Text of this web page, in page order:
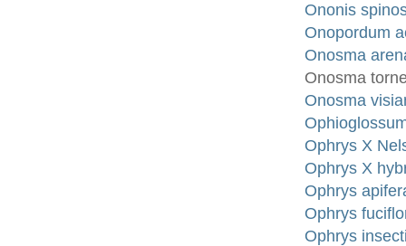
Ononis
Onopordum
Onosma
Onosma
Onosma
Ophrys X
Ophrys X
Ophrys
Ophrys
Ophrys